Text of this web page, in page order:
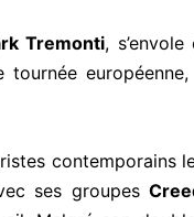
Tremonti,
tournée
contemporains
ses groupes